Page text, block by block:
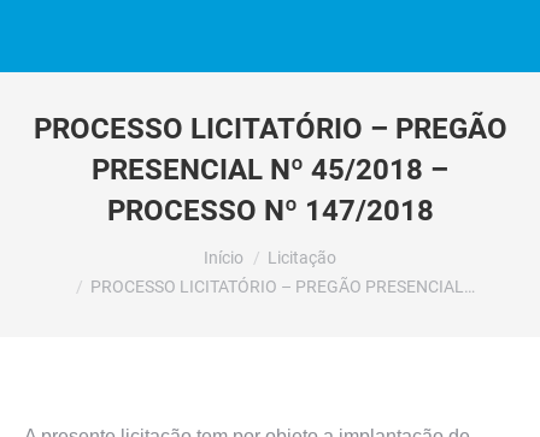
PROCESSO LICITATÓRIO – PREGÃO
PRESENCIAL Nº 45/2018 –
PROCESSO Nº 147/2018
Início
Licitação
PROCESSO LICITATÓRIO – PREGÃO PRESENCIAL…